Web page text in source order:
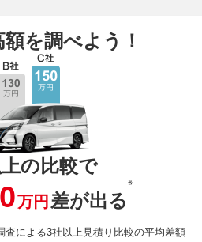
を調べよう！
の比較で
万円 差が出る
※
査による3社以上見積り比較の平均差額